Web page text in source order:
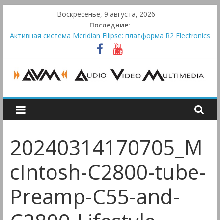
content
Воскресенье, 9 августа, 2026
Последние:
Активная система Meridian Ellipse: платформа R2 Electronics
Platform и программное ядро Atlas Ellipse
Bluetooth-колонки Marshall Emberton III и Willen II:
крикливые и выносливые
Преамп Schiit Saga 2: лестничная громкость, пассивный или
Victrola Automatic — традиционный виниловый автомат,
дополненный Bluetooth
AUDIO,
VIDEO
&
MULTIMEDIA
Аудио,
Видео
20240314170705_M
cIntosh-C2800-tube-
Preamp-C55-and-